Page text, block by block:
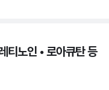
티노인 • 로아큐탄 등